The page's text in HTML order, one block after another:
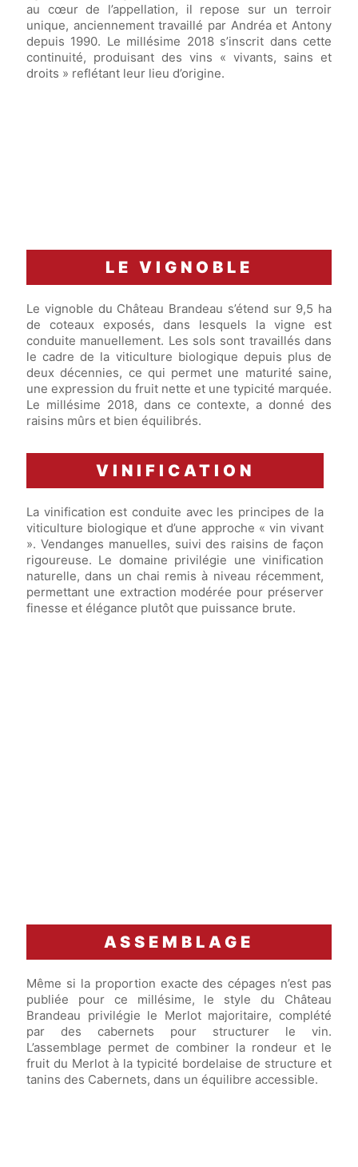
au cœur de l’appellation, il repose sur un terroir
unique, anciennement travaillé par Andréa et Antony
depuis 1990. Le millésime 2018 s’inscrit dans cette
continuité, produisant des vins « vivants, sains et
droits » reflétant leur lieu d’origine.
LE VIGNOBLE
Le vignoble du Château Brandeau s’étend sur 9,5 ha
de coteaux exposés, dans lesquels la vigne est
conduite manuellement. Les sols sont travaillés dans
le cadre de la viticulture biologique depuis plus de
deux décennies, ce qui permet une maturité saine,
une expression du fruit nette et une typicité marquée.
Le millésime 2018, dans ce contexte, a donné des
raisins mûrs et bien équilibrés.
VINIFICATION
La vinification est conduite avec les principes de la
viticulture biologique et d’une approche « vin vivant
». Vendanges manuelles, suivi des raisins de façon
rigoureuse. Le domaine privilégie une vinification
naturelle, dans un chai remis à niveau récemment,
permettant une extraction modérée pour préserver
finesse et élégance plutôt que puissance brute.
ASSEMBLAGE
Même si la proportion exacte des cépages n’est pas
publiée pour ce millésime, le style du Château
Brandeau privilégie le Merlot majoritaire, complété
par des cabernets pour structurer le vin.
L’assemblage permet de combiner la rondeur et le
fruit du Merlot à la typicité bordelaise de structure et
tanins des Cabernets, dans un équilibre accessible.